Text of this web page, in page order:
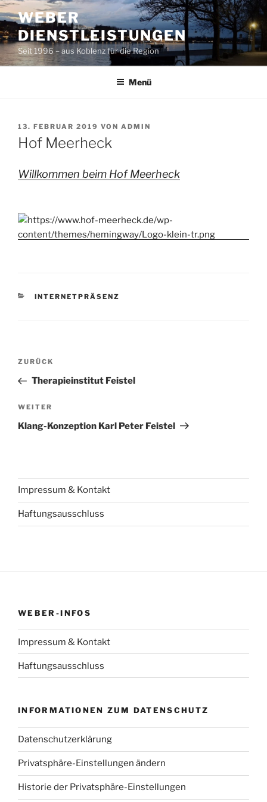
Zum
Inhalt
springen
WEBER
DIENSTLEISTUNGEN
Seit 1996 – aus Koblenz für die Region
Menü
VERÖFFENTLICHT
AM
13. FEBRUAR 2019 VON ADMIN
Hof Meerheck
Willkommen beim Hof Meerheck
KATEGORIEN
INTERNETPRÄSENZ
Beitragsnavigation
Vorheriger
Beitrag
ZURÜCK
Therapieinstitut Feistel
Nächster
Beitrag
WEITER
Klang-Konzeption Karl Peter Feistel
Impressum & Kontakt
Haftungsausschluss
WEBER-INFOS
Impressum & Kontakt
Haftungsausschluss
INFORMATIONEN ZUM DATENSCHUTZ
Datenschutzerklärung
Privatsphäre-Einstellungen ändern
Historie der Privatsphäre-Einstellungen